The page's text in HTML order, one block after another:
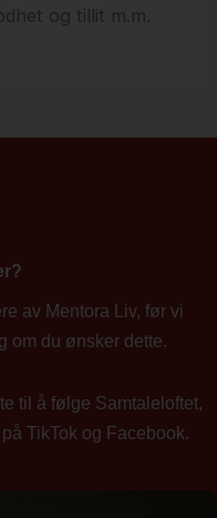
og tillit m.m.
av Mentora Liv, før vi
om du ønsker dette.
til å følge Samtaleloftet,
TikTok og Facebook.